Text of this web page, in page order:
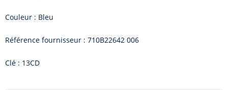
Couleur : Bleu
Référence fournisseur : 710B22642 006
Clé : 13CD